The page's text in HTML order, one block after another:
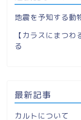
地震を予知する動
【カラスにまつ
る
最新記事
カルトについて